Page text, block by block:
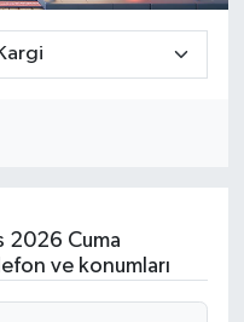
2026 Cuma
ve konumları